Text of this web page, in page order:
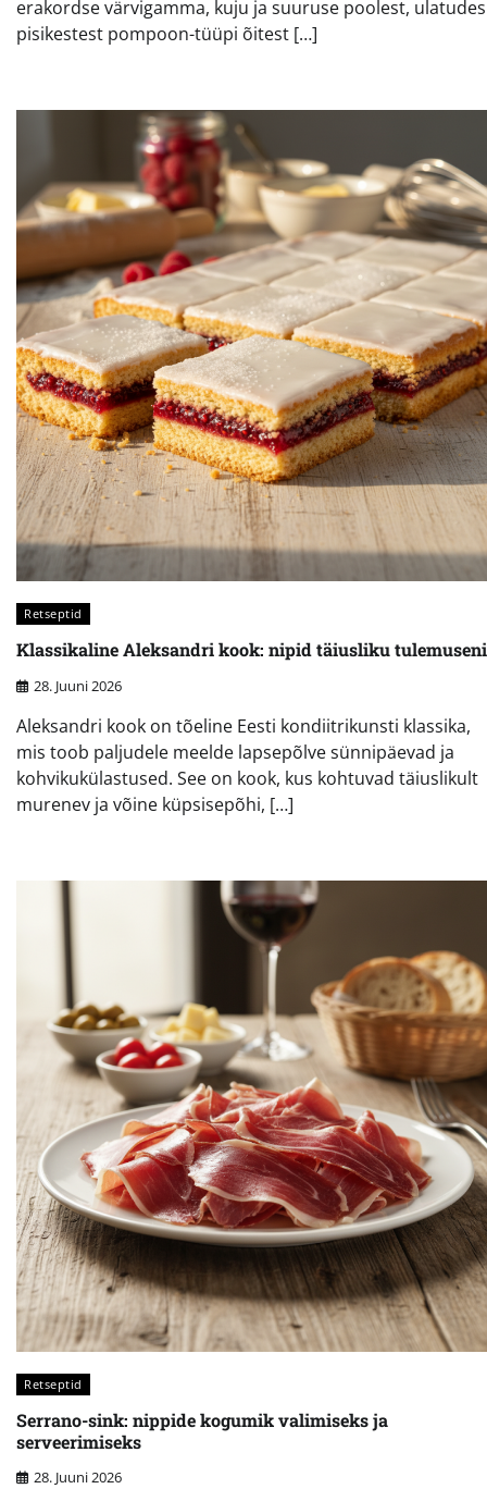
erakordse värvigamma, kuju ja suuruse poolest, ulatudes
pisikestest pompoon-tüüpi õitest […]
Retseptid
Klassikaline Aleksandri kook: nipid täiusliku tulemuseni
28. Juuni 2026
Aleksandri kook on tõeline Eesti kondiitrikunsti klassika,
mis toob paljudele meelde lapsepõlve sünnipäevad ja
kohvikukülastused. See on kook, kus kohtuvad täiuslikult
murenev ja võine küpsisepõhi, […]
Retseptid
Serrano-sink: nippide kogumik valimiseks ja
serveerimiseks
28. Juuni 2026